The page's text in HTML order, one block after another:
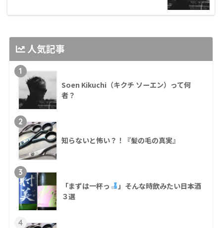
人気記事
1
Soen Kikuchi（キクチ ソーエン）って何
者？
2
知らないと怖い？！『髪の毛の真実』
3
「まずは一杯っ
」そんな時飲みたい日本酒
３選
4